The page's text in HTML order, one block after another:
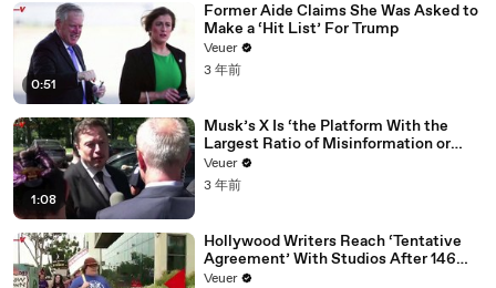
0:51
Former Aide Claims She Was Asked to
Make a ‘Hit List’ For Trump
Veuer
3 年前
1:08
Musk’s X Is ‘the Platform With the
Largest Ratio of Misinformation or
Disinformation’ Amongst All Social
Media Platforms
Veuer
3 年前
Hollywood Writers Reach ‘Tentative
Agreement’ With Studios After 146
Day Strike
Veuer